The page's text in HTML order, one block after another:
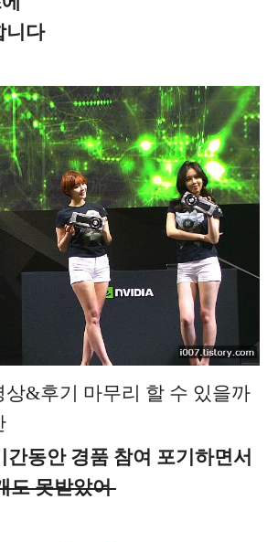
니다
상&후기 마무리 할 수 있을까
간동안 경품 참여 포기하면서
도 못받았어